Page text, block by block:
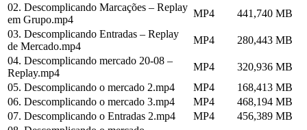
02. Descomplicando Marcações – Replay
em Grupo.mp4
MP4
441,740 MB
03. Descomplicando Entradas – Replay
de Mercado.mp4
MP4
280,443 MB
04. Descomplicando mercado 20-08 –
Replay.mp4
MP4
320,936 MB
05. Descomplicando o mercado 2.mp4
MP4
168,413 MB
06. Descomplicando o mercado 3.mp4
MP4
468,194 MB
07. Descomplicando o Entradas 2.mp4
MP4
456,389 MB